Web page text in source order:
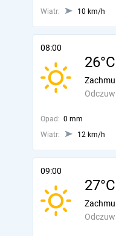
Wiatr: 10 km/h
08:00
26°C
Opad: 0 mm
Wiatr:
12 km/h
09:00
27°C